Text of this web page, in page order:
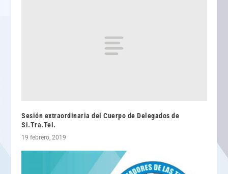
Sesión extraordinaria del Cuerpo de Delegados de
Si.Tra.Tel.
19 febrero, 2019